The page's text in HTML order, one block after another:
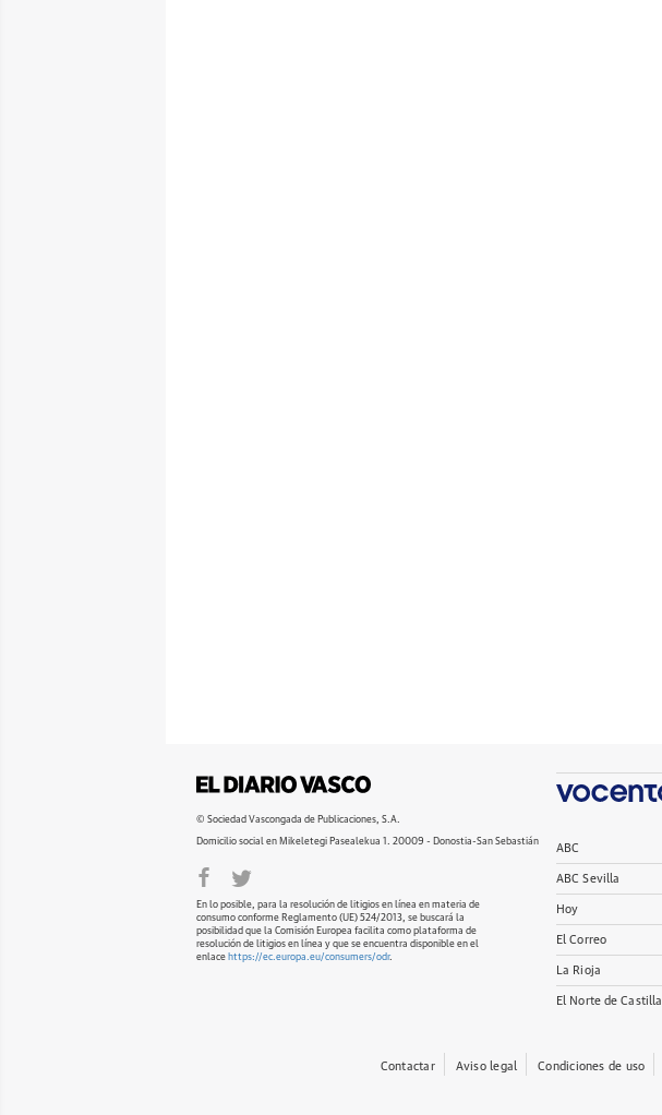
© Sociedad Vascongada de Publicaciones, S.A.
Domicilio social en Mikeletegi Pasealekua 1. 20009 - Donostia-San Sebastián
En lo posible, para la resolución de litigios en línea en materia de
consumo conforme Reglamento (UE) 524/2013, se buscará la
posibilidad que la Comisión Europea facilita como plataforma de
resolución de litigios en línea y que se encuentra disponible en el
enlace https://ec.europa.eu/consumers/odr.
ABC
ABC Sevilla
Hoy
El Correo
La Rioja
El Norte de Castilla
Contactar Aviso legal Condiciones de uso